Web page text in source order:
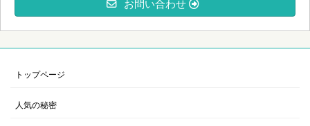
お問い合わせ
トップページ
人気の秘密